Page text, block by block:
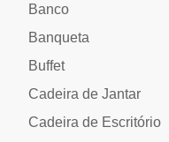
Banco
Banqueta
Buffet
Cadeira de Jantar
Cadeira de Escritório